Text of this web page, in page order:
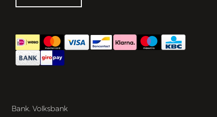
Bank. Volksbank